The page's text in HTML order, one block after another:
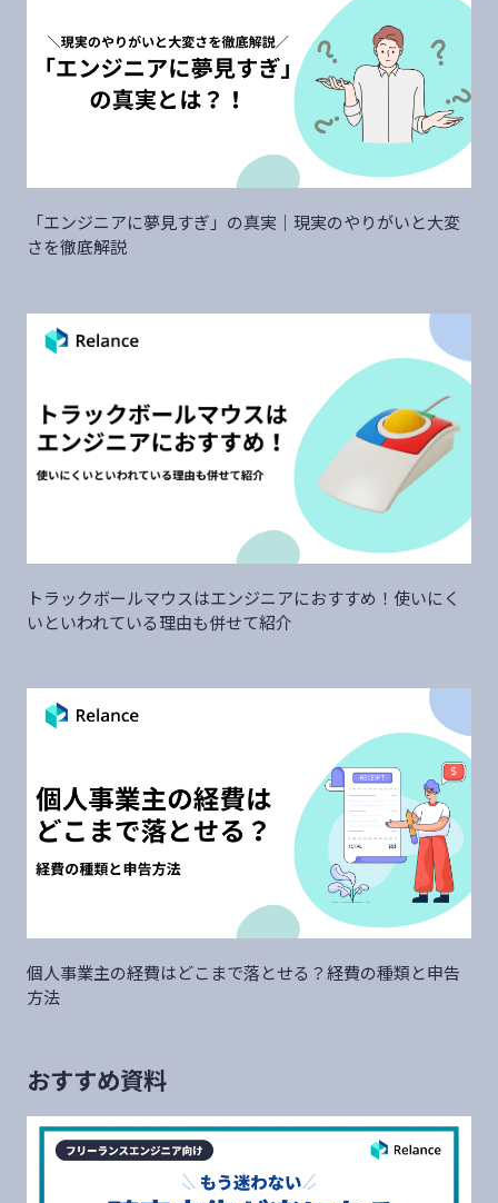
「エンジニアに夢見すぎ」の真実｜現実のやりがいと大変
さを徹底解説
トラックボールマウスはエンジニアにおすすめ！使いにく
いといわれている理由も併せて紹介
個人事業主の経費はどこまで落とせる？経費の種類と申告
方法
おすすめ資料